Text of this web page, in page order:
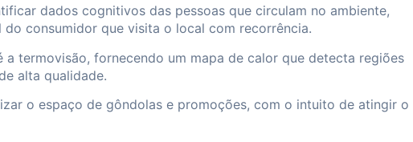
dados cognitivos das pessoas que circulam no ambiente,
consumidor que visita o local com recorrência.
termovisão, fornecendo um mapa de calor que detecta regiões
alta qualidade.
o espaço de gôndolas e promoções, com o intuito de atingir o